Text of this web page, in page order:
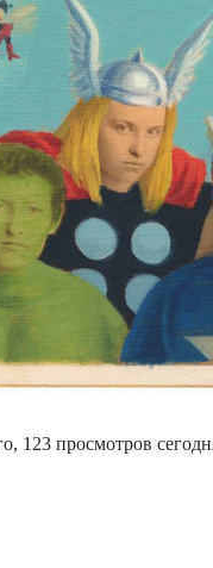
123 просмотров